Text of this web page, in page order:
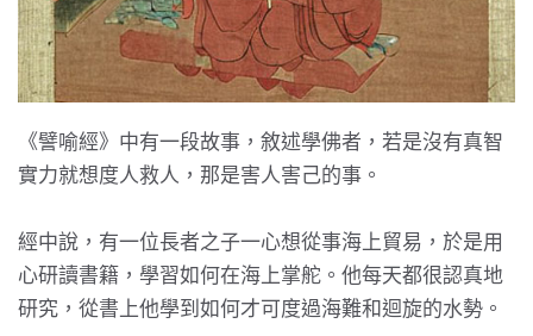
《譬喻經》中有一段故事，敘述學佛者，若是沒有真智
實力就想度人救人，那是害人害己的事。
經中說，有一位長者之子一心想從事海上貿易，於是用
心研讀書籍，學習如何在海上掌舵。他每天都很認真地
研究，從書上他學到如何才可度過海難和迴旋的水勢。